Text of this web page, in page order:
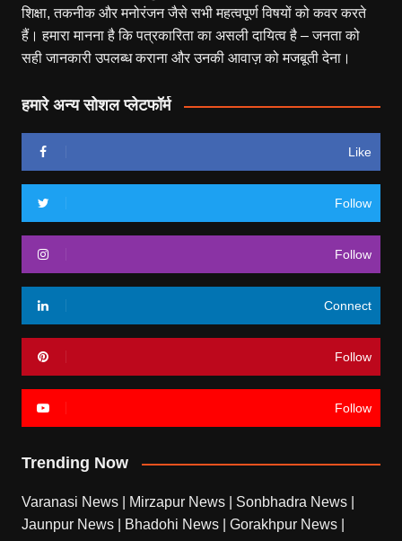
शिक्षा, तकनीक और मनोरंजन जैसे सभी महत्वपूर्ण विषयों को कवर करते
हैं। हमारा मानना है कि पत्रकारिता का असली दायित्व है – जनता को
सही जानकारी उपलब्ध कराना और उनकी आवाज़ को मजबूती देना।
हमारे अन्य सोशल प्लेटफॉर्म
Like
Follow
Follow
Connect
Follow
Follow
Trending Now
Varanasi News Mirzapur News Sonbhadra News
Jaunpur News
Bhadohi News Gorakhpur News